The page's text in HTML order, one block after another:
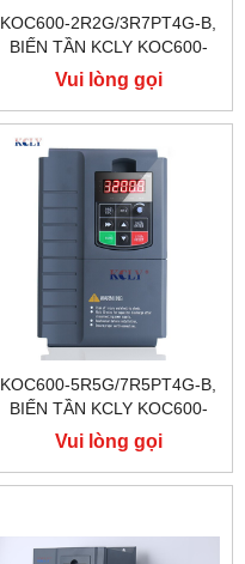
KOC600-2R2G/3R7PT4G-B,
BIẾN TẦN KCLY KOC600-
2R2G/3R7PT4G-B
Vui lòng gọi
KOC600-5R5G/7R5PT4G-B,
BIẾN TẦN KCLY KOC600-
5R5G/7R5PT4G-B
Vui lòng gọi